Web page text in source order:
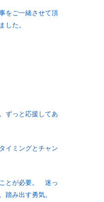
をご一緒させて頂
した。
ずっと応援してあ
イミングとチャン
とが必要。 迷っ
踏み出す勇気。